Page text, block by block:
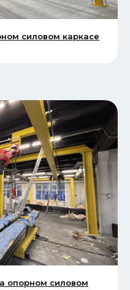
силовом каркасе
опорном силовом